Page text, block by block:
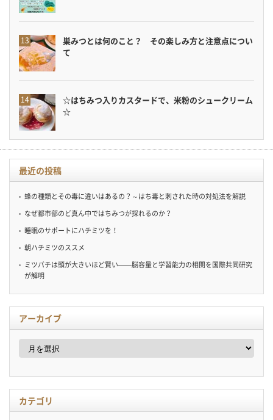
巣みつとは何のこと？ その楽しみ方と注意点につい
て
☆はちみつ入りカスタードで、米粉のシュークリーム
☆
最近の投稿
蜂の種類とその毒に違いはあるの？～はち毒と刺された時の対処法を解説
なぜ都市部のど真ん中ではちみつが採れるのか？
睡眠のサポートにハチミツを！
朝ハチミツのススメ
ミツバチは頭が大きいほど賢い——脳容量と学習能力の相関を国際共同研究
が解明
アーカイブ
ア
イ
カテゴリ